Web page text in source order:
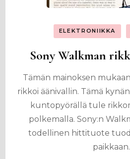
ELEKTRONIIKKA
Sony Walkman
Tämän mainoksen
rikkoi äänivallin. Tämä
kuntopyörällä tule
polkemalla. Sony:n
todellinen hittituote
paikkaan.